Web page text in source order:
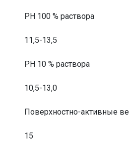
РН 100 % раствора
11,5-13,5
РН 10 % раствора
10,5-13,0
Поверхностно-активные
15